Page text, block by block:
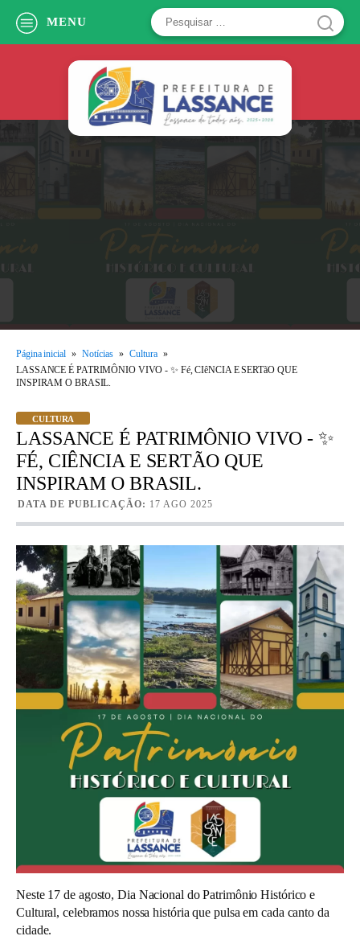
MENU
Pesquisar
Página inicial » Notícias » Cultura »
LASSANCE É PATRIMÔNIO VIVO - ✨ Fé, CIêNCIA E SERTãO QUE
INSPIRAM O BRASIL.
CULTURA
LASSANCE É PATRIMÔNIO VIVO - ✨
FÉ, CIÊNCIA E SERTÃO QUE
INSPIRAM O BRASIL.
DATA DE PUBLICAÇÃO: 17 AGO 2025
Neste 17 de agosto, Dia Nacional do Patrimônio Histórico e
Cultural, celebramos nossa história que pulsa em cada canto da
cidade.